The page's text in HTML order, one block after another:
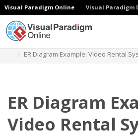
Visual Paradigm Online Visual Paradigm
ER Diagram Example: Video Rental
ER Diagram
Video Rental